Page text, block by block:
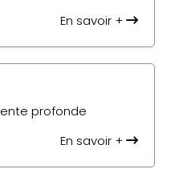
En savoir +
profonde
En savoir +